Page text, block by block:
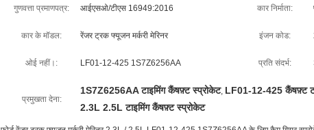
गुणवत्ता प्रमाणपत्र: आईएसओ/टीएस 16949:2016 कार निर्माता:
कार के मॉडल: रेंजर ट्रक फ्यूजन मर्करी मेरिनर इंजन कोड:
ओई नहीं।: LF01-12-425 1S7Z6256AA प्रति संदर्भ:
प्रमुखता देना:
1S7Z6256AA टाइमिंग कैंषफ़्ट स्प्रोकेट, LF01-12-425 कैंषफ़्ट
2.3L 2.5L टाइमिंग कैंषफ़्ट स्प्रोकेट